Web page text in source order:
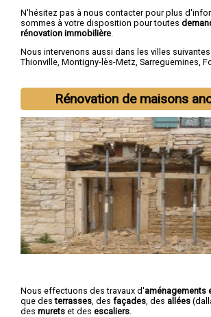
N'hésitez pas à nous contacter pour plus
sommes à votre disposition pour toutes
rénovation immobilière
Nous intervenons aussi dans les villes
Thionville, Montigny-lès-Metz, Sarreguemines,
Rénovation de maisons
Nous effectuons des travaux d'aménagements
que desterrasses , des façades , des allées
des murets et des escaliers